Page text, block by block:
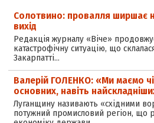
Солотвино: провалля ширшає
вихід
Редакція журналу «Віче»
катастрофічну ситуацію, що
Закарпатті…
Валерій ГОЛЕНКО: «Ми маємо
основних, навіть
Луганщину називають «східними
потужний промисловий регіон, що